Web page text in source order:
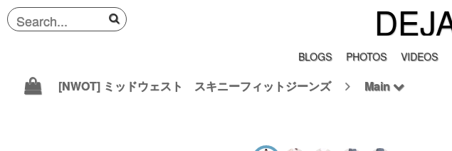
BLOGS PHOTOS VIDEOS
[NWOT] ミッドウェスト スキニーフィットジーンズ Main